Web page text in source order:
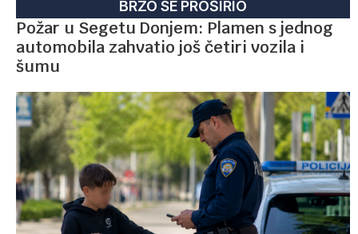
BRZO SE PROŠIRIO
Požar u Segetu Donjem: Plamen s jednog
automobila zahvatio još četiri vozila i
šumu